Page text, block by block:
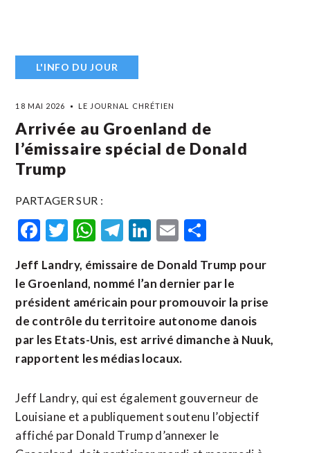
L'INFO DU JOUR
18 MAI 2026 LE JOURNAL CHRÉTIEN
Arrivée au Groenland de
l’émissaire spécial de Donald
Trump
PARTAGER SUR :
Facebook
Twitter
WhatsApp
Telegram
LinkedIn
Email
Jeff Landry, émissaire de Donald Trump pour
le Groenland, nommé l’an dernier par le
président américain pour promouvoir la prise
de contrôle du territoire autonome danois
par les Etats-Unis, est arrivé dimanche à Nuuk,
rapportent les médias locaux.
Jeff Landry, qui est également gouverneur de
Louisiane et a publiquement soutenu l’objectif
affiché par Donald Trump d’annexer le